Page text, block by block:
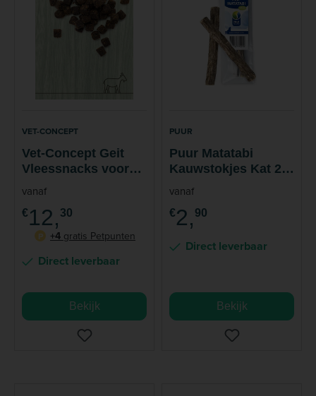
VET-CONCEPT
Vet-Concept Geit
Vleessnacks voor
Hond en Kat
vanaf
€12, 30
P
+4 gratis Petpunten
Direct leverbaar
Bekijk
PUUR
Puur Matatabi
Kauwstokjes Kat 2
stuks
vanaf
€2, 90
Direct leverbaar
Bekijk